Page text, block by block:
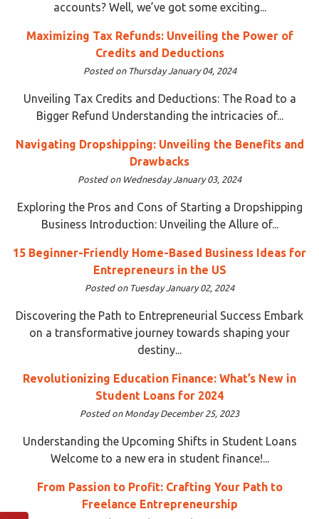
accounts? Well, we’ve got some exciting...
Maximizing Tax Refunds: Unveiling the Power of
Credits and Deductions
Posted on Thursday January 04, 2024
Unveiling Tax Credits and Deductions: The Road to a
Bigger Refund Understanding the intricacies of...
Navigating Dropshipping: Unveiling the Benefits and
Drawbacks
Posted on Wednesday January 03, 2024
Exploring the Pros and Cons of Starting a Dropshipping
Business Introduction: Unveiling the Allure of...
15 Beginner-Friendly Home-Based Business Ideas for
Entrepreneurs in the US
Posted on Tuesday January 02, 2024
Discovering the Path to Entrepreneurial Success Embark
on a transformative journey towards shaping your
destiny...
Revolutionizing Education Finance: What’s New in
Student Loans for 2024
Posted on Monday December 25, 2023
Understanding the Upcoming Shifts in Student Loans
Welcome to a new era in student finance!...
From Passion to Profit: Crafting Your Path to
Freelance Entrepreneurship